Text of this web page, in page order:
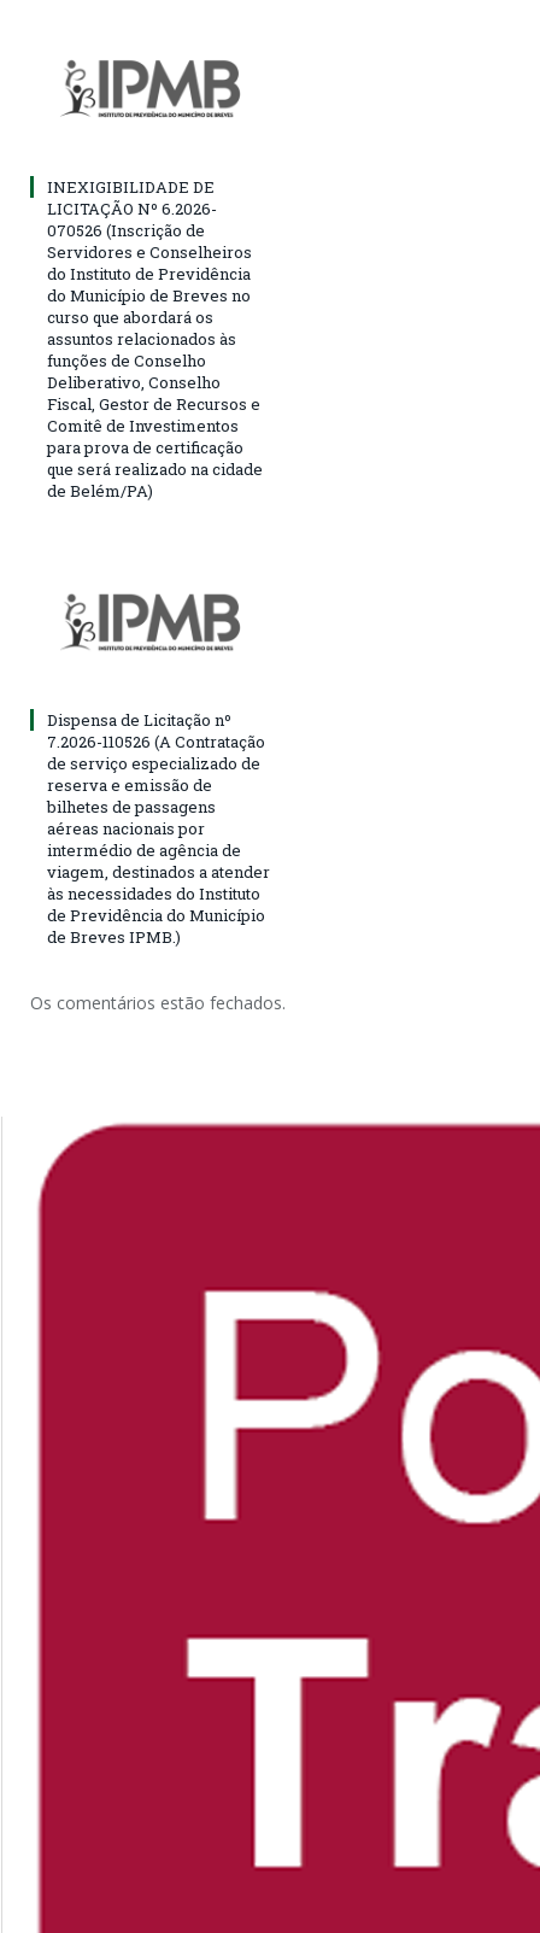
INEXIGIBILIDADE DE
LICITAÇÃO Nº 6.2026-
070526 (Inscrição de
Servidores e Conselheiros
do Instituto de Previdência
do Município de Breves no
curso que abordará os
assuntos relacionados às
funções de Conselho
Deliberativo, Conselho
Fiscal, Gestor de Recursos e
Comitê de Investimentos
para prova de certificação
que será realizado na cidade
de Belém/PA)
Dispensa de Licitação nº
7.2026-110526 (A Contratação
de serviço especializado de
reserva e emissão de
bilhetes de passagens
aéreas nacionais por
intermédio de agência de
viagem, destinados a atender
às necessidades do Instituto
de Previdência do Município
de Breves IPMB.)
Os comentários estão fechados.